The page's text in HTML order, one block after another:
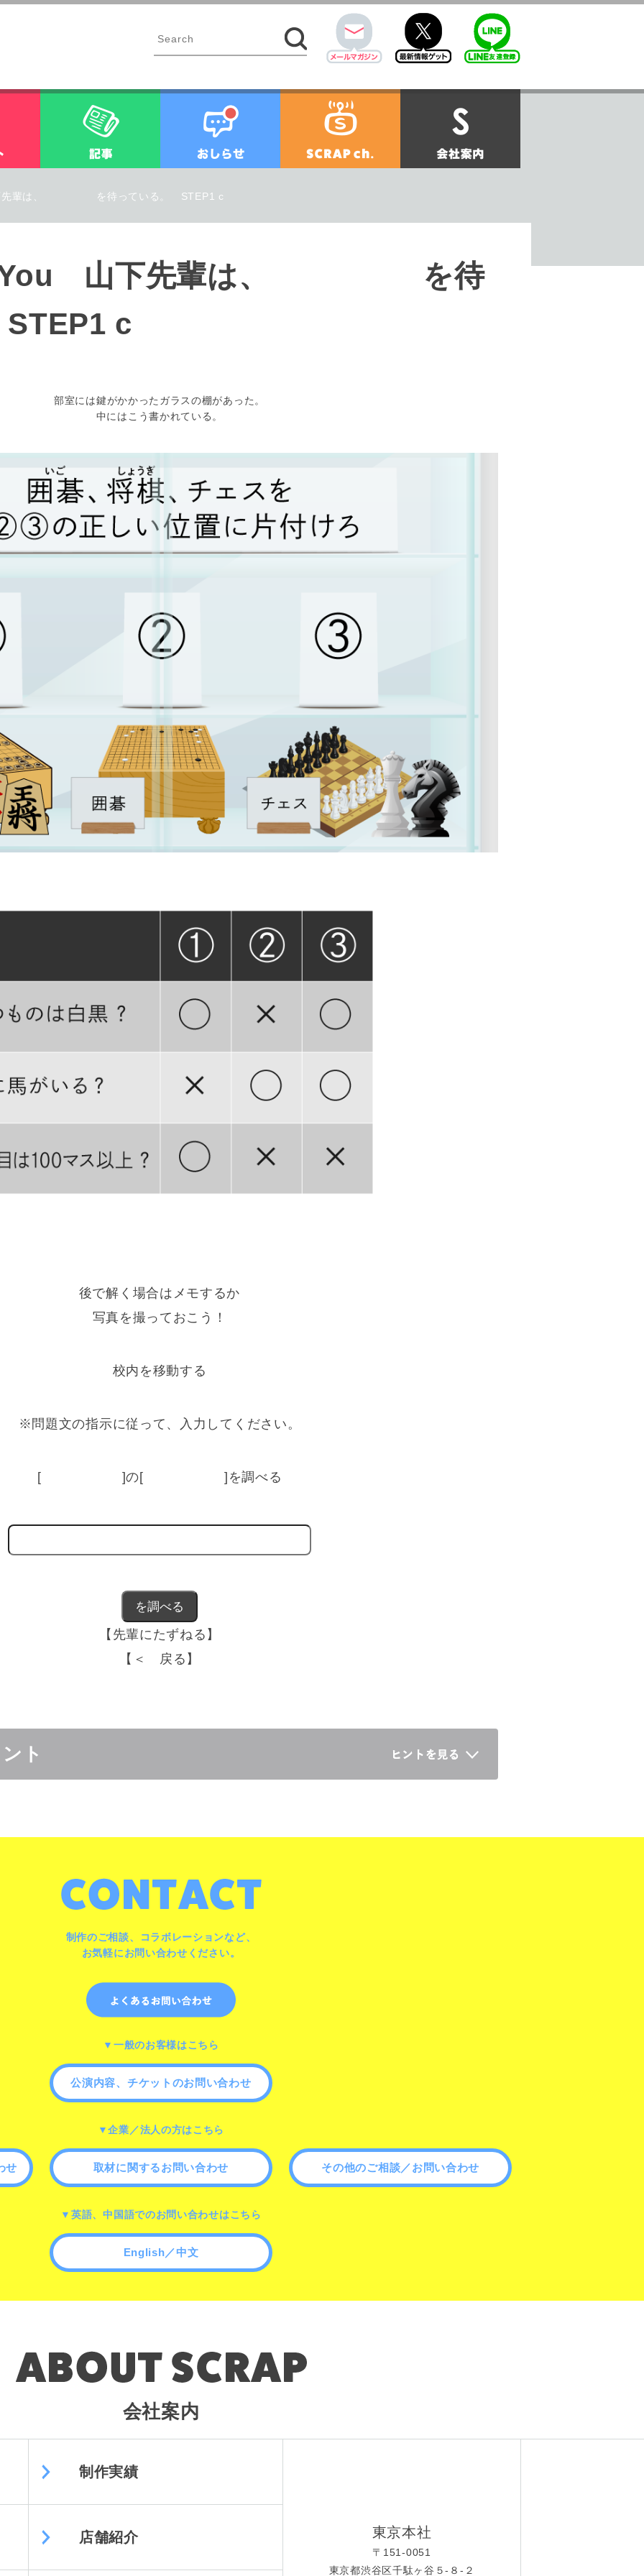
twitter
イベント 記事 お知らせ 会社案内
先輩は、 を待っている。 STEP1 c
You 山下先輩は、 を待
c
部室には鍵がかかったガラスの棚があった。
中にはこう書かれている。
後で解く場合はメモするか
写真を撮っておこう！
校内を移動する
※問題文の指示に従って、入力してください。
[ ]の[ ]を調べる
【先輩にたずねる】
【＜ 戻る】
ト
制作のご相談、コラボレーションなど、
お気軽にお問い合わせください。
▼一般のお客様はこちら
公演内容、チケットのお問い合わせ
▼企業／法人の方はこちら
せ 取材に関するお問い合わせ その他のご相談／お問い合わせ
▼英語、中国語でのお問い合わせはこちら
English／中文
会社案内
制作実績
店舗紹介 東京本社
〒151-0051
東京都渋谷区千駄ヶ谷５-８-２